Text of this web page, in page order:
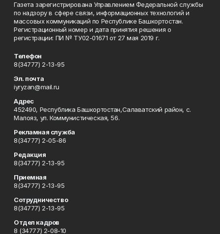
Газета зарегистрирована Управлением Федеральной службы
по надзору в сфере связи, информационных технологий и
массовых коммуникаций по Республике Башкортостан.
Регистрационный номер и дата принятия решения о
регистрации: ПИ № ТУ02-01671 от 27 мая 2019 г.
Телефон
8(34777) 2-13-95
Эл. почта
iyryzan@mail.ru
Адрес
452490, Республика Башкортостан,Салаватский район, с.
Малояз, ул. Коммунистическая, 56.
Рекламная служба
8(34777) 2-05-86
Редакция
8(34777) 2-13-95
Приемная
8(34777) 2-13-95
Сотрудничество
8(34777) 2-13-95
Отдел кадров
8 (34777) 2-08-10